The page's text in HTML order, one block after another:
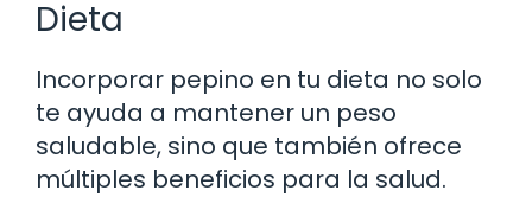
Dieta
Incorporar pepino en tu dieta no solo
te ayuda a mantener un peso
saludable, sino que también ofrece
múltiples beneficios para la salud.